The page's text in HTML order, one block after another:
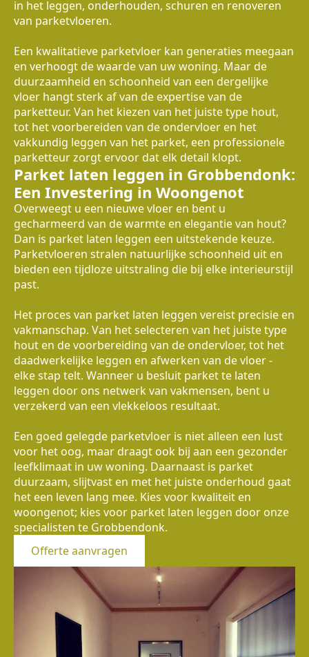
in het leggen, onderhouden, schuren en renoveren
van parketvloeren.
Een kwalitatieve parketvloer kan generaties meegaan
en verhoogt de waarde van uw woning. Maar de
duurzaamheid en schoonheid van een dergelijke
vloer hangt sterk af van de expertise van de
parketteur. Van het kiezen van het juiste type hout,
tot het voorbereiden van de ondervloer en het
vakkundig leggen van het parket, een professionele
parketteur zorgt ervoor dat elk detail klopt.
Parket laten leggen in Grobbendonk:
Een Investering in Woongenot
Overweegt u een nieuwe vloer en bent u
gecharmeerd van de warmte en elegantie van hout?
Dan is parket laten leggen een uitstekende keuze.
Parketvloeren stralen natuurlijke schoonheid uit en
bieden een tijdloze uitstraling die bij elke interieurstijl
past.
Het proces van parket laten leggen vereist precisie en
vakmanschap. Van het selecteren van het juiste type
hout en de voorbereiding van de ondervloer, tot het
daadwerkelijke leggen en afwerken van de vloer -
elke stap telt. Wanneer u besluit parket te laten
leggen door ons netwerk van vakmensen, bent u
verzekerd van een vlekkeloos resultaat.
Een goed gelegde parketvloer is niet alleen een lust
voor het oog, maar draagt ook bij aan een gezonder
leefklimaat in uw woning. Daarnaast is parket
duurzaam, slijtvast en met het juiste onderhoud gaat
het een leven lang mee. Kies voor kwaliteit en
woongenot; kies voor parket laten leggen door onze
specialisten te Grobbendonk.
Offerte aanvragen